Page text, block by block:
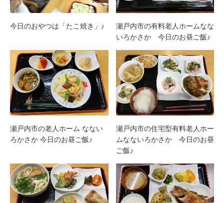
今日のおやつは「たこ焼き」♪
瀬戸内市の有料老人ホームなな
いろかさか 今日のお昼ご飯♪
瀬戸内市の老人ホーム なない
ろかさか 今日のお昼ご飯♪
瀬戸内市の住宅型有料老人ホー
ムなないろかさか 今日のお昼
ご飯♪